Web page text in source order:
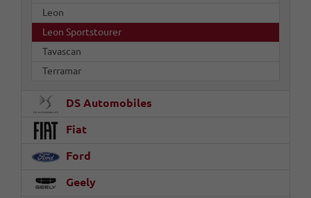
Leon
Leon Sportstourer
Tavascan
Terramar
DS Automobiles
Fiat
Ford
Geely